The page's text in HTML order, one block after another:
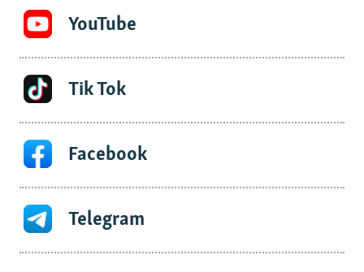
YouTube
Tik Tok
Facebook
Telegram